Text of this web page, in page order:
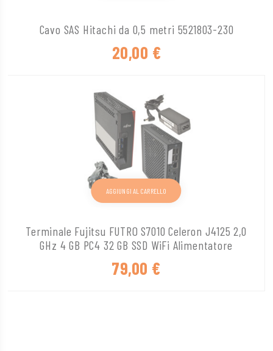
Cavo SAS Hitachi da 0,5 metri 5521803-230
20,00 €
Terminale Fujitsu FUTRO S7010 Celeron J4125 2,0
GHz 4 GB PC4 32 GB SSD WiFi Alimentatore
79,00 €
AGGIUNGI AL CARRELLO